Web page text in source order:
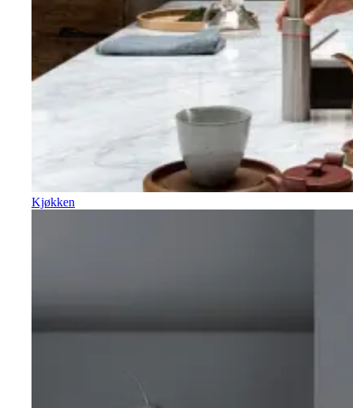
Kjøkken